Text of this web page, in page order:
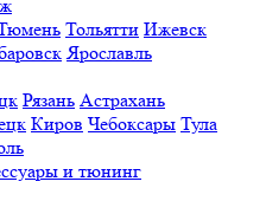
Тольятти Ижевск
Ярославль
Рязань Астрахань
Киров Чебоксары Тула
и тюнинг